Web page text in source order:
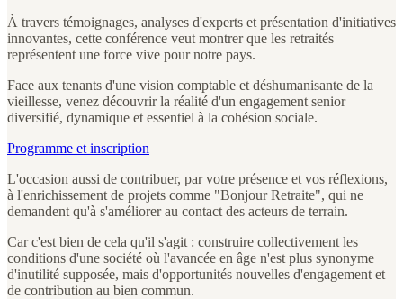
À travers témoignages, analyses d'experts et présentation d'initiatives
innovantes, cette conférence veut montrer que les retraités
représentent une force vive pour notre pays.
Face aux tenants d'une vision comptable et déshumanisante de la
vieillesse, venez découvrir la réalité d'un engagement senior
diversifié, dynamique et essentiel à la cohésion sociale.
Programme et inscription
L'occasion aussi de contribuer, par votre présence et vos réflexions,
à l'enrichissement de projets comme "Bonjour Retraite", qui ne
demandent qu'à s'améliorer au contact des acteurs de terrain.
Car c'est bien de cela qu'il s'agit : construire collectivement les
conditions d'une société où l'avancée en âge n'est plus synonyme
d'inutilité supposée, mais d'opportunités nouvelles d'engagement et
de contribution au bien commun.